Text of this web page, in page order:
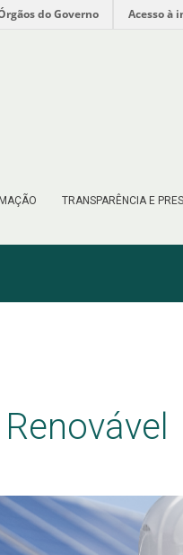
do Governo Acesso à
TRANSPARÊNCIA E